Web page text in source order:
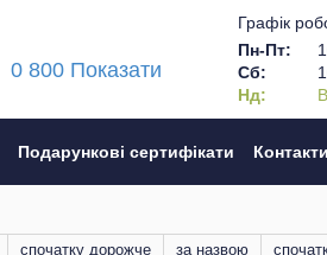
0 800 Показати
Графік
Пн-Пт:
Сб:
Нд:
Подарункові сертифікати Контакти
cпочатку дорожче за назвою